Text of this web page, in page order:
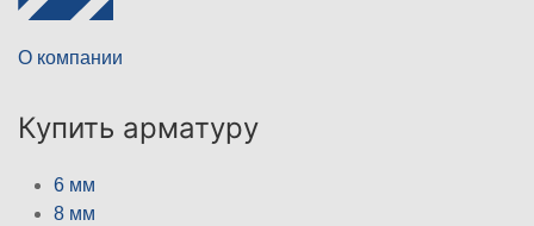
О компании
Купить арматуру
6 мм
8 мм